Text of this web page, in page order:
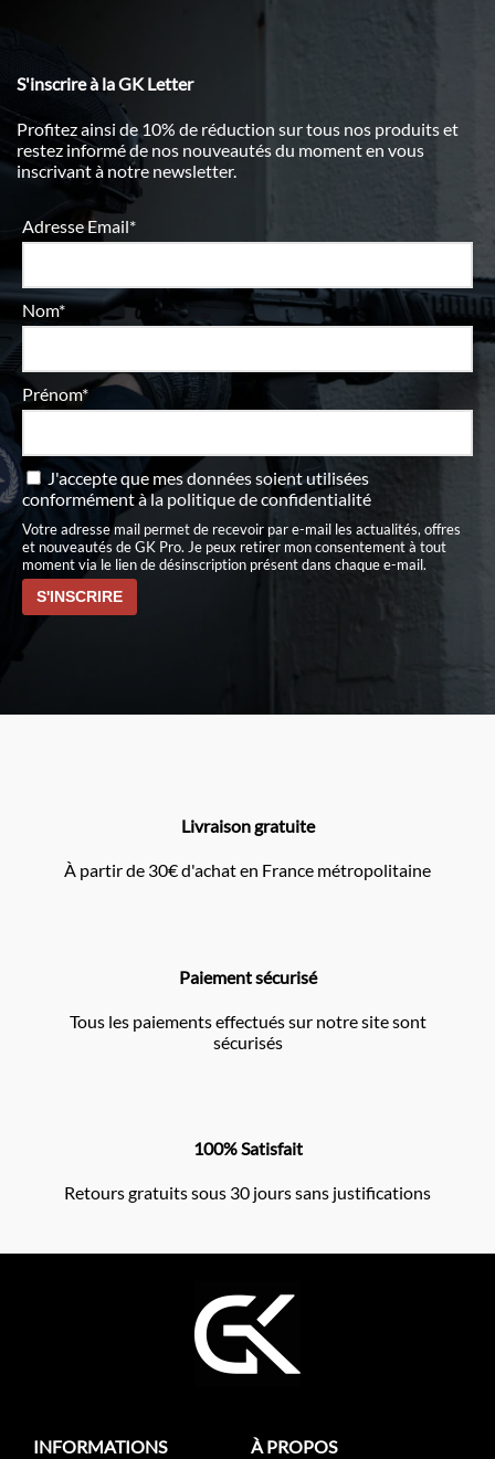
S'inscrire à la GK Letter
Profitez ainsi de 10% de réduction sur tous nos produits et
restez informé de nos nouveautés du moment en vous
inscrivant à notre newsletter.
Adresse Email*
Nom*
Prénom*
J'accepte que mes données soient utilisées
conformément àla politique de confidentialité
Votre adresse mail permet de recevoir par e-mail les actualités, offres
et nouveautés de GK Pro. Je peux retirer mon consentement à tout
moment via le lien de désinscription présent dans chaque e-mail.
Livraison gratuite
À partir de 30€ d'achat en France métropolitaine
Paiement sécurisé
Tous les paiements effectués sur notre site sont
sécurisés
100% Satisfait
Retours gratuits sous 30 jours sans justifications
INFORMATIONS À PROPOS